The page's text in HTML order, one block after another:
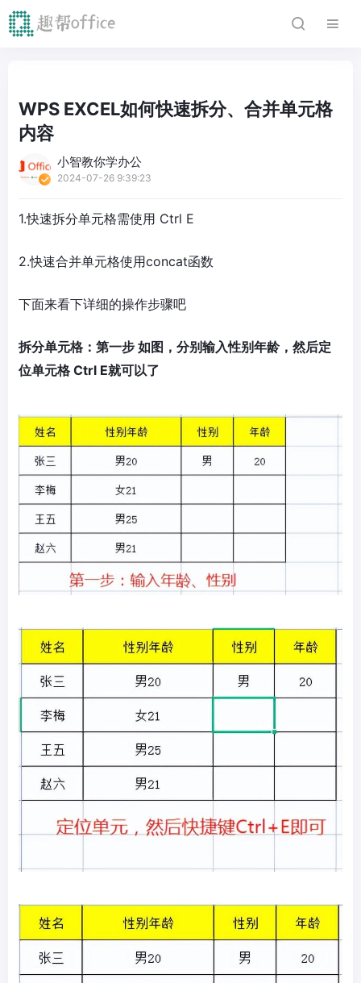
WPS EXCEL如何快速拆分、合并单元格
内容
小智教你学办公
2024-07-26 9:39:23
1.快速拆分单元格需使用 Ctrl E
2.快速合并单元格使用concat函数
下面来看下详细的操作步骤吧
拆分单元格：第一步 如图，分别输入性别年龄，然后定
位单元格 Ctrl E就可以了